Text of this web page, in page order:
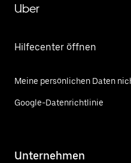
Uber
Hilfecenter öffnen
Meine persönlichen Daten
Google-Datenrichtlinie
Unternehmen